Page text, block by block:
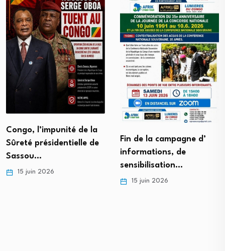
Congo, l’impunité de la
Sûreté présidentielle de
Sassou…
15 juin 2026
Fin de la campagne d’
informations, de
sensibilisation…
15 juin 2026